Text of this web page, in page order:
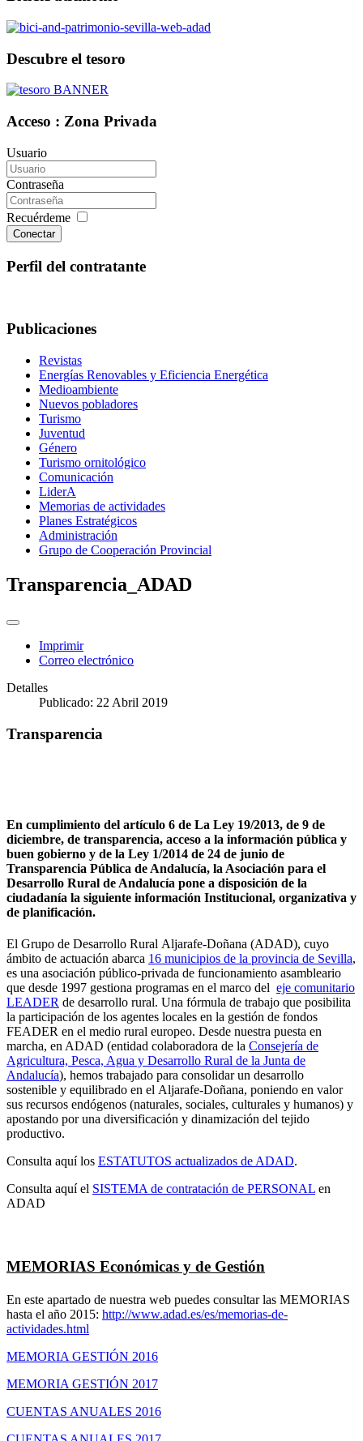
Descubre el tesoro
Acceso : Zona Privada
Usuario
Contraseña
Recuérdeme
Conectar
Perfil del contratante
Publicaciones
Revistas
Energías Renovables y Eficiencia Energética
Medioambiente
Nuevos pobladores
Turismo
Juventud
Género
Turismo ornitológico
Comunicación
LiderA
Memorias de actividades
Planes Estratégicos
Administración
Grupo de Cooperación Provincial
Transparencia_ADAD
Imprimir
Correo electrónico
Detalles
Publicado: 22 Abril 2019
Transparencia
En cumplimiento del artículo 6 de La Ley 19/2013, de 9 de
diciembre, de transparencia, acceso a la información pública y
buen gobierno y de la Ley 1/2014 de 24 de junio de
Transparencia Pública de Andalucía, la Asociación para el
Desarrollo Rural de Andalucía pone a disposición de la
ciudadanía la siguiente información Institucional, organizativa y
de planificación.
El Grupo de Desarrollo Rural Aljarafe-Doñana (ADAD), cuyo
ámbito de actuación abarca 16 municipios de la provincia de Sevilla,
es una asociación público-privada de funcionamiento asambleario
que desde 1997 gestiona programas en el marco del eje comunitario
LEADER de desarrollo rural. Una fórmula de trabajo que posibilita
la participación de los agentes locales en la gestión de fondos
FEADER en el medio rural europeo. Desde nuestra puesta en
marcha, en ADAD (entidad colaboradora de la Consejería de
Agricultura, Pesca, Agua y Desarrollo Rural de la Junta de
Andalucía), hemos trabajado para consolidar un desarrollo
sostenible y equilibrado en el Aljarafe-Doñana, poniendo en valor
sus recursos endógenos (naturales, sociales, culturales y humanos) y
apostando por una diversificación y dinamización del tejido
productivo.
Consulta aquí los ESTATUTOS actualizados de ADAD.
Consulta aquí el SISTEMA de contratación de PERSONAL en
ADAD
MEMORIAS Económicas y de Gestión
En este apartado de nuestra web puedes consultar las MEMORIAS
hasta el año 2015: http://www.adad.es/es/memorias-de-
actividades.html
MEMORIA GESTIÓN 2016
MEMORIA GESTIÓN 2017
CUENTAS ANUALES 2016